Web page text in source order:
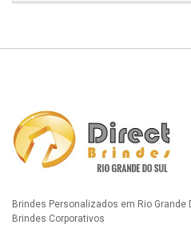
Brindes Personalizados em Rio Grande
Brindes Corporativos